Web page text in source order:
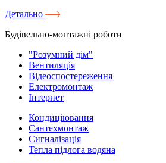
Детально
Будівельно-монтажні роботи
"Розумний дім"
Вентиляція
Відеоспостереження
Електромонтаж
Інтернет
Кондиціювання
Сантехмонтаж
Сигналізація
Тепла підлога водяна